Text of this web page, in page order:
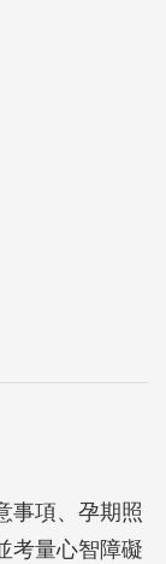
事項、孕期照
考量心智障礙